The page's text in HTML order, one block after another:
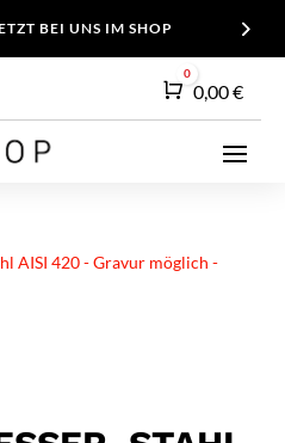
BEI UNS IM SHOP
Warenkorb
0
0,00€